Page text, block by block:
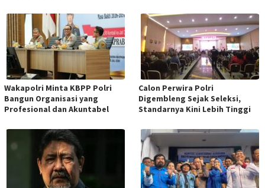
Wakapolri Minta KBPP Polri
Bangun Organisasi yang
Profesional dan Akuntabel
Calon Perwira Polri
Digembleng Sejak Seleksi,
Standarnya Kini Lebih Tinggi